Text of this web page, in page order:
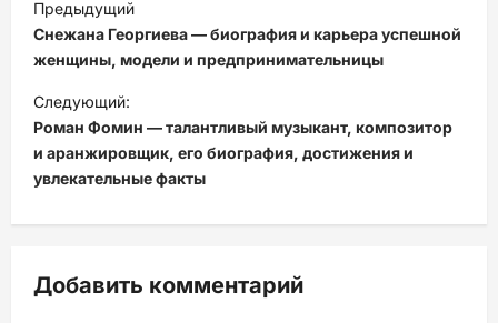
а
в
и
г
а
я
з
Предыдущий
Снежана Георгиева — биография и карьера успешной
женщины, модели и предпринимательницы
Следующий:
Роман Фомин — талантливый музыкант, композитор
и аранжировщик, его биография, достижения и
увлекательные факты
Добавить комментарий